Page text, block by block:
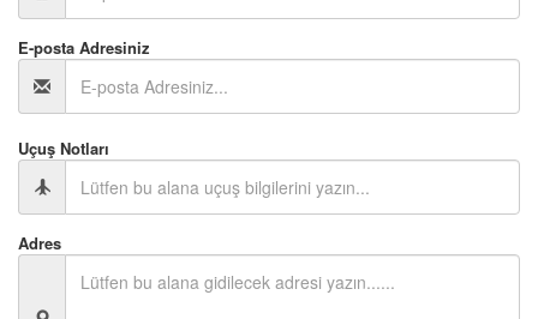
E-posta Adresiniz
Uçuş Notları
Adres